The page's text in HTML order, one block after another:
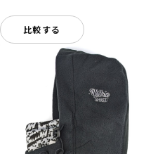
比較する